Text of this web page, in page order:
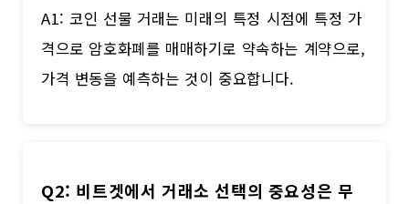
A1: 코인 선물 거래는 미래의 특정 시점에 특정 가
격으로 암호화폐를 매매하기로 약속하는 계약으로,
가격 변동을 예측하는 것이 중요합니다.
Q2: 비트겟에서 거래소 선택의 중요성은 무